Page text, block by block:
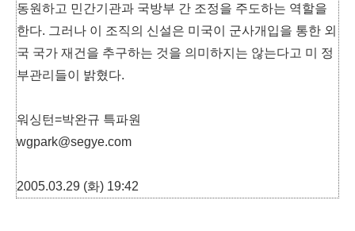
동원하고 민간기관과 국방부 간 조정을 주도하는 역할을
한다. 그러나 이 조직의 신설은 미국이 군사개입을 통한 외
국 국가 재건을 추구하는 것을 의미하지는 않는다고 미 정
부관리들이 밝혔다.
워싱턴=박완규 특파원
wgpark@segye.com
2005.03.29 (화) 19:42